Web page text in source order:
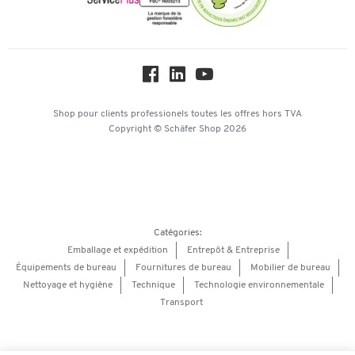
Shop pour clients professionels toutes les offres hors TVA
Copyright © Schäfer Shop 2026
Catégories:
Emballage et expédition
Entrepôt & Entreprise
Équipements de bureau
Fournitures de bureau
Mobilier de bureau
Nettoyage et hygiène
Technique
Technologie environnementale
Transport